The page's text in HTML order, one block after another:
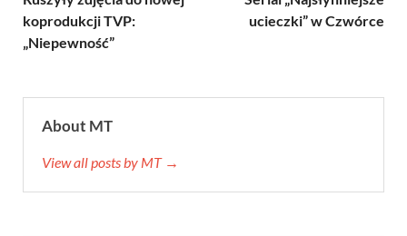
koprodukcji TVP:
„Niepewność”
ucieczki” w Czwórce
About MT
View all posts by MT →